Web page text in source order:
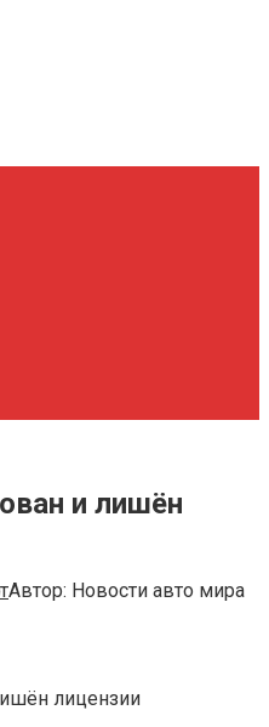
и лишён
Автор: Новости авто мира